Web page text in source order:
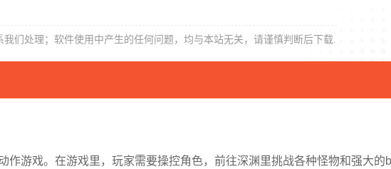
们处理；软件使用中产生的任何问题，均与本站无关，请谨慎判断后下载.
纽带乱斗终极
对决
挑战巅峰 宝可梦大集结
作游戏。在游戏里，玩家需要操控角色，前往深渊里挑战各种怪物和强大的